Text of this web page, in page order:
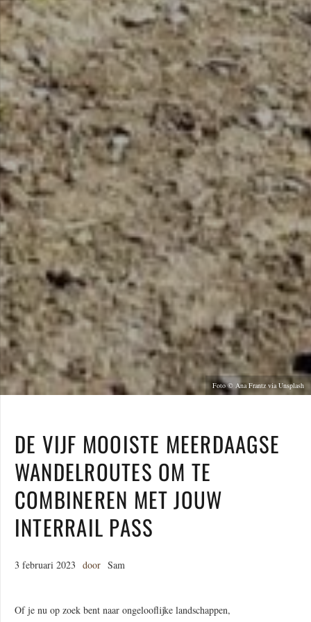
Foto © Ana Frantz via Unsplash
DE VIJF MOOISTE MEERDAAGSE
WANDELROUTES OM TE
COMBINEREN MET JOUW
INTERRAIL PASS
3 februari 2023 door Sam
Of je nu op zoek bent naar ongelooflijke landschappen,